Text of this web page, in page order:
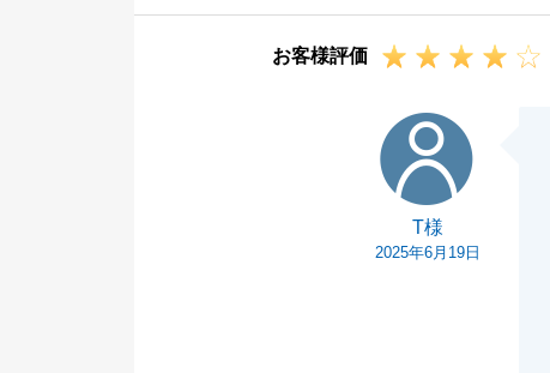
お客様評価
T様
2025年6月19日